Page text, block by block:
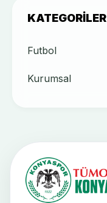
KATEGORILER
Futbol
Kurumsal